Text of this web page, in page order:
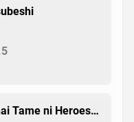
Tame ni Heroes